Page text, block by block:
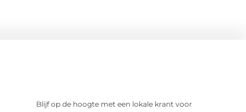
Blijf op de hoogte met een lokale krant voor